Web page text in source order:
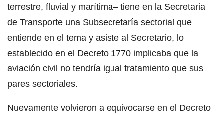
terrestre, fluvial y marítima– tiene en la Secretaria
de Transporte una Subsecretaría sectorial que
entiende en el tema y asiste al Secretario, lo
establecido en el Decreto 1770 implicaba que la
aviación civil no tendría igual tratamiento que sus
pares sectoriales.
Nuevamente volvieron a equivocarse en el Decreto